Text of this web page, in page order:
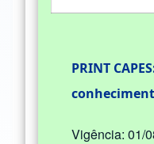
PRINT
Vigência: 01/